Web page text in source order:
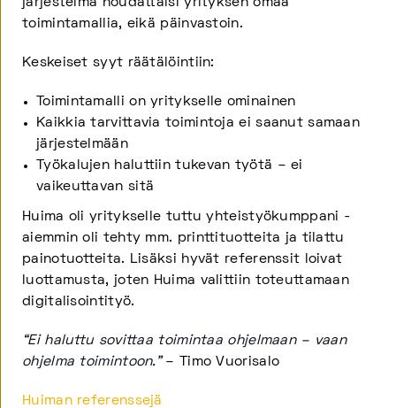
toimintamallia, eikä päinvastoin.
Keskeiset syyt räätälöintiin:
Toimintamalli on yritykselle ominainen
Kaikkia tarvittavia toimintoja ei saanut samaan
järjestelmään
Työkalujen haluttiin tukevan työtä – ei
vaikeuttavan sitä
Huima oli yritykselle tuttu yhteistyökumppani -
aiemmin oli tehty mm. printtituotteita ja tilattu
painotuotteita. Lisäksi hyvät referenssit loivat
luottamusta, joten Huima valittiin toteuttamaan
digitalisointityö.
“Ei haluttu sovittaa toimintaa ohjelmaan – vaan
ohjelma toimintoon.”– Timo Vuorisalo
Huiman referenssejä